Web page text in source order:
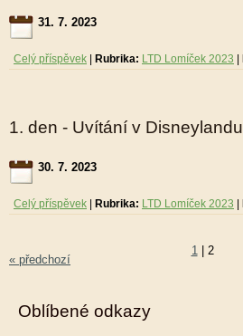
31. 7. 2023
Celý příspěvek Rubrika: LTD Lomíček 2023
1. den - Uvítání v Disneylandu
30. 7. 2023
Celý příspěvek Rubrika: LTD Lomíček 2023
« předchozí
1 2
Oblíbené odkazy